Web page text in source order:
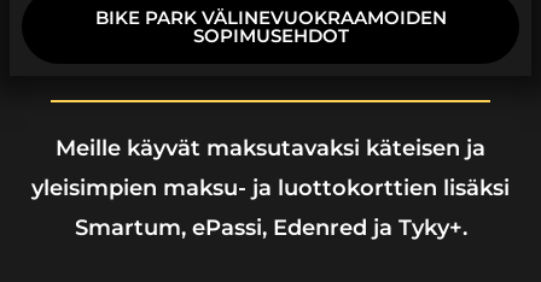
BIKE PARK VÄLINEVUOKRAAMOIDEN
SOPIMUSEHDOT
Meille käyvät maksutavaksi käteisen ja
yleisimpien maksu- ja luottokorttien lisäksi
Smartum, ePassi, Edenred ja Tyky+.